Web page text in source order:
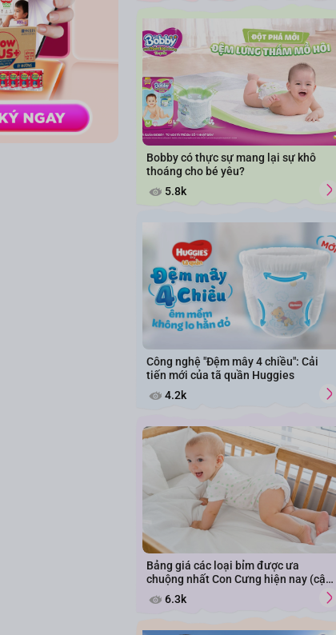
Bobby có thực sự mang lại sự khô
thoáng cho bé yêu?
5.8k
Công nghệ "Đệm mây 4 chiều": Cải
tiến mới của tã quần Huggies
4.2k
Bảng giá các loại bỉm được ưa
chuộng nhất Con Cưng hiện nay (cập
nhật năm 2026)
6.3k